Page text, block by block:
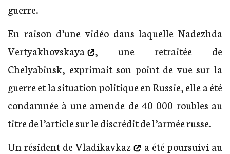
guerre.
En raison d’une vidéo dans laquelle Nadezhda
Vertyakhovskaya
, une retraitée de
Chelyabinsk, exprimait son point de vue sur la
guerre et la situation politique en Russie, elle a été
condamnée à une amende de 40 000 roubles au
titre de l’article sur le discrédit de l’armée russe.
Un résident de Vladikavkaz
a été poursuivi au